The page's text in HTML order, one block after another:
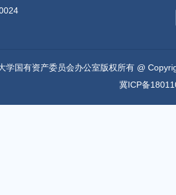
学国有资产委员会办公室版权所有 @
冀ICP备